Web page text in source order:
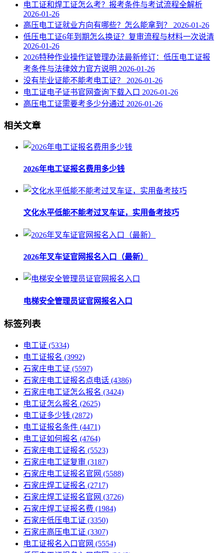
电工证和焊工证怎么考？报考条件与考试流程全解析
2026-01-26
高压电工证就业方向有哪些？怎么能拿到？ 2026-01-26
低压电工证6年到期怎么换证？复审流程与材料一次说清
2026-01-26
2026特种作业操作证管理办法最新修订：低压电工证报
考条件与法律效力官方说明 2026-01-26
没有毕业证能不能考电工证？ 2026-01-26
电工证电子证书官网查询下载入口 2026-01-26
高压电工证需要考多少分通过 2026-01-26
相关文章
2026年电工证报名费用多少钱
文化水平低能不能考过叉车证，实用备考技巧
2026年叉车证官网报名入口（最新）
电梯安全管理员证官网报名入口
标签列表
电工证 (5334)
电工证报名 (3992)
石家庄电工证 (5597)
石家庄电工证报名点电话 (4386)
石家庄电工证怎么报名 (3424)
电工证怎么报名 (2625)
电工证多少钱 (2872)
电工证报名条件 (4471)
电工证如何报名 (4764)
石家庄电工证报名 (5523)
石家庄电工证复审 (3187)
石家庄电工证报名官网 (5588)
石家庄焊工证报名 (2717)
石家庄焊工证报名官网 (3726)
石家庄焊工证报名费 (1984)
石家庄低压电工证 (3350)
石家庄高压电工证 (3307)
电工证报名入口官网 (5554)